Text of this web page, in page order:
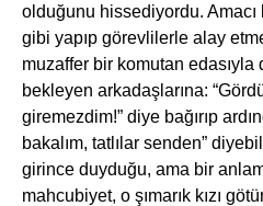
olduğunu hissediyordu. Amacı
gibi yapıp görevlilerle alay
muzaffer bir komutan edasıyla
bekleyen arkadaşlarına:
giremezdim!” diye bağırıp
bakalım, tatlılar senden”
girince duyduğu, ama bir
mahcubiyet, o şımarık kızı